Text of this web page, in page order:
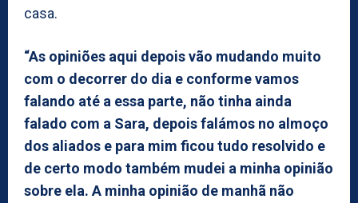
casa.
“As opiniões aqui depois vão mudando muito
com o decorrer do dia e conforme vamos
falando até a essa parte, não tinha ainda
falado com a Sara, depois falámos no almoço
dos aliados e para mim ficou tudo resolvido e
de certo modo também mudei a minha opinião
sobre ela. A minha opinião de manhã não